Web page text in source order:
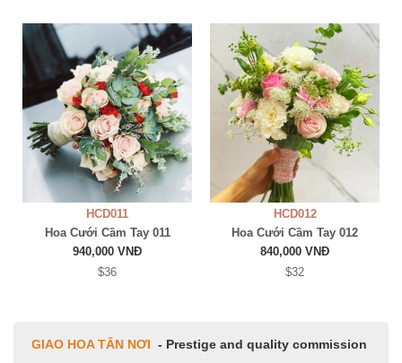
HCD011
Hoa Cưới Cầm Tay 011
940,000 VNĐ
$36
HCD012
Hoa Cưới Cầm Tay 012
840,000 VNĐ
$32
GIAO HOA TÂN NƠI - Prestige and quality commission